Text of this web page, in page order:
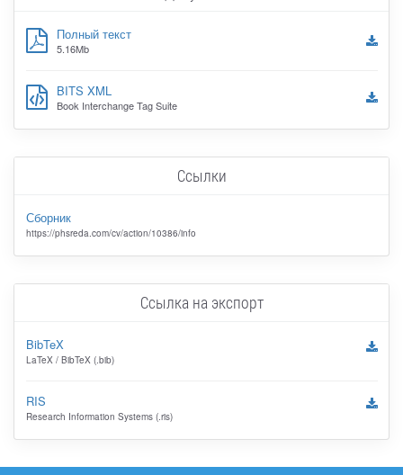
Полный текст
5.16Mb
BITS XML
Book Interchange Tag Suite
Ссылки
Сборник
https://phsreda.com/cv/action/10386/info
Ссылка на экспорт
BibTeX
LaTeX / BibTeX (.bib)
RIS
Research Information Systems (.ris)